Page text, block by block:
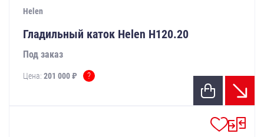
Helen
Гладильный каток Helen Н120.20
Под заказ
Цена: 201 000 ₽ ?